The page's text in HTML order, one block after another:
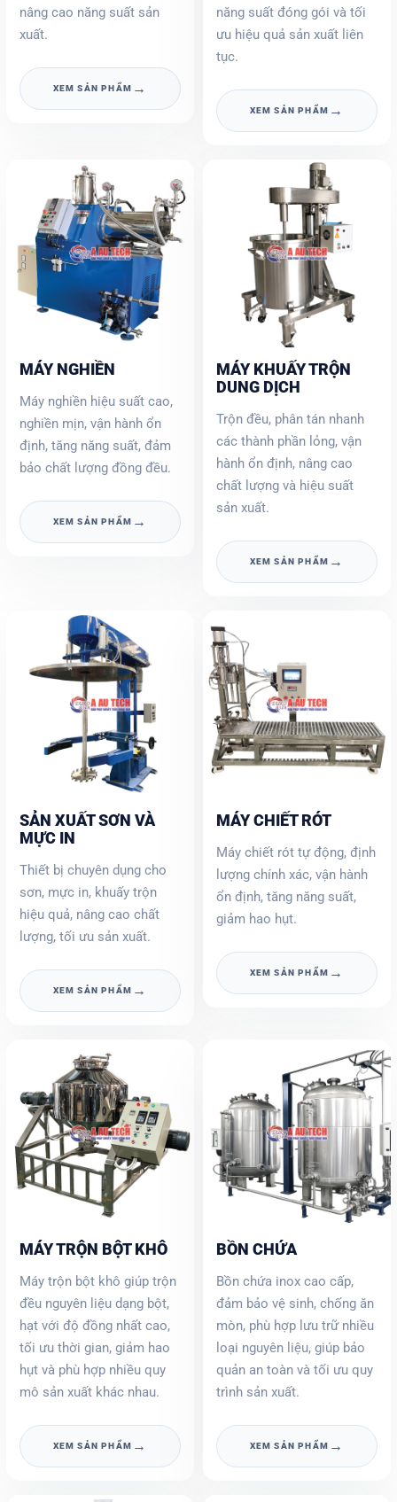
nâng cao năng suất sản
xuất.
XEM SẢN PHẨM →
năng suất đóng gói và tối
ưu hiệu quả sản xuất liên
tục.
XEM SẢN PHẨM →
MÁY NGHIỀN
Máy nghiền hiệu suất cao,
nghiền mịn, vận hành ổn
định, tăng năng suất, đảm
bảo chất lượng đồng đều.
XEM SẢN PHẨM →
MÁY KHUẤY TRỘN
DUNG DỊCH
Trộn đều, phân tán nhanh
các thành phần lỏng, vận
hành ổn định, nâng cao
chất lượng và hiệu suất
sản xuất.
XEM SẢN PHẨM →
SẢN XUẤT SƠN VÀ
MỰC IN
Thiết bị chuyên dụng cho
sơn, mực in, khuấy trộn
hiệu quả, nâng cao chất
lượng, tối ưu sản xuất.
XEM SẢN PHẨM →
MÁY CHIẾT RÓT
Máy chiết rót tự động, định
lượng chính xác, vận hành
ổn định, tăng năng suất,
giảm hao hụt.
XEM SẢN PHẨM →
MÁY TRỘN BỘT KHÔ
Máy trộn bột khô giúp trộn
đều nguyên liệu dạng bột,
hạt với độ đồng nhất cao,
tối ưu thời gian, giảm hao
hụt và phù hợp nhiều quy
mô sản xuất khác nhau.
XEM SẢN PHẨM →
BỒN CHỨA
Bồn chứa inox cao cấp,
đảm bảo vệ sinh, chống ăn
mòn, phù hợp lưu trữ nhiều
loại nguyên liệu, giúp bảo
quản an toàn và tối ưu quy
trình sản xuất.
XEM SẢN PHẨM →